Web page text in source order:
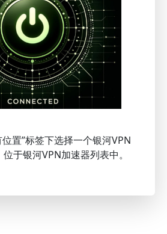
位置”标签下选择一个银河VPN
于银河VPN加速器列表中。